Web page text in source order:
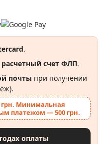
.
расчетный счет ФЛП.
почты при получении
грн. Минимальная
платежом — 500 грн.
оплаты